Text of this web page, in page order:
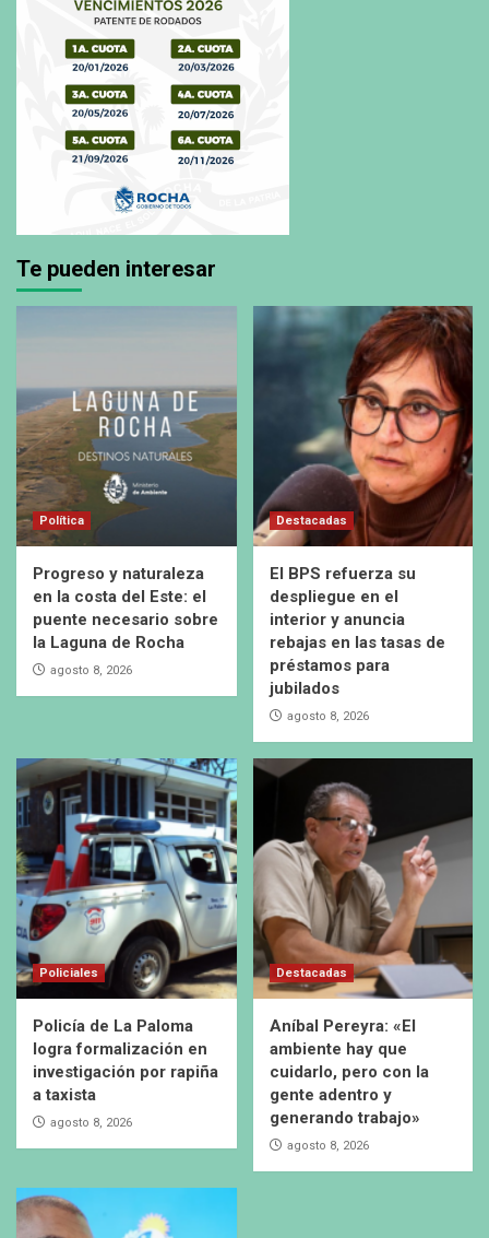
Te pueden interesar
Política
Progreso y naturaleza
en la costa del Este: el
puente necesario sobre
la Laguna de Rocha
agosto 8, 2026
Destacadas
El BPS refuerza su
despliegue en el
interior y anuncia
rebajas en las tasas de
préstamos para
jubilados
agosto 8, 2026
Policiales
Policía de La Paloma
logra formalización en
investigación por rapiña
a taxista
agosto 8, 2026
Destacadas
Aníbal Pereyra: «El
ambiente hay que
cuidarlo, pero con la
gente adentro y
generando trabajo»
agosto 8, 2026